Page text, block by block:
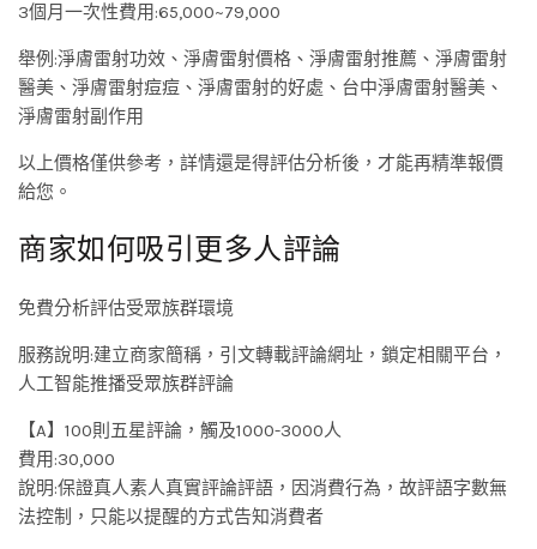
3個月一次性費用:65,000~79,000
舉例:淨膚雷射功效、淨膚雷射價格、淨膚雷射推薦、淨膚雷射
醫美、淨膚雷射痘痘、淨膚雷射的好處、台中淨膚雷射醫美、
淨膚雷射副作用
以上價格僅供參考，詳情還是得評估分析後，才能再精準報價
給您。
商家如何吸引更多人評論
免費分析評估受眾族群環境
服務說明:建立商家簡稱，引文轉載評論網址，鎖定相關平台，
人工智能推播受眾族群評論
【A】100則五星評論，觸及1000-3000人
費用:30,000
說明:保證真人素人真實評論評語，因消費行為，故評語字數無
法控制，只能以提醒的方式告知消費者